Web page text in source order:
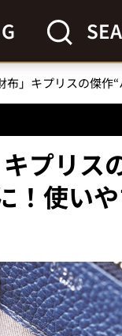
プリス
！使い